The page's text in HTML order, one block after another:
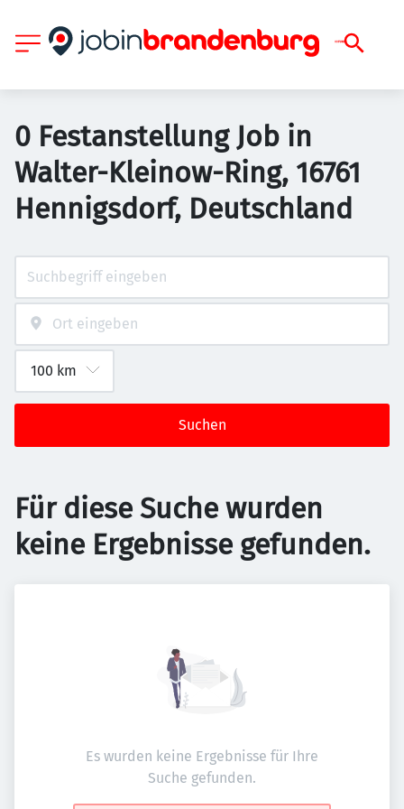
0 Festanstellung Job in
Walter-Kleinow-Ring, 16761
Hennigsdorf, Deutschland
Suchen
Für diese Suche wurden
keine Ergebnisse gefunden.
Es wurden keine Ergebnisse für Ihre
Suche gefunden.